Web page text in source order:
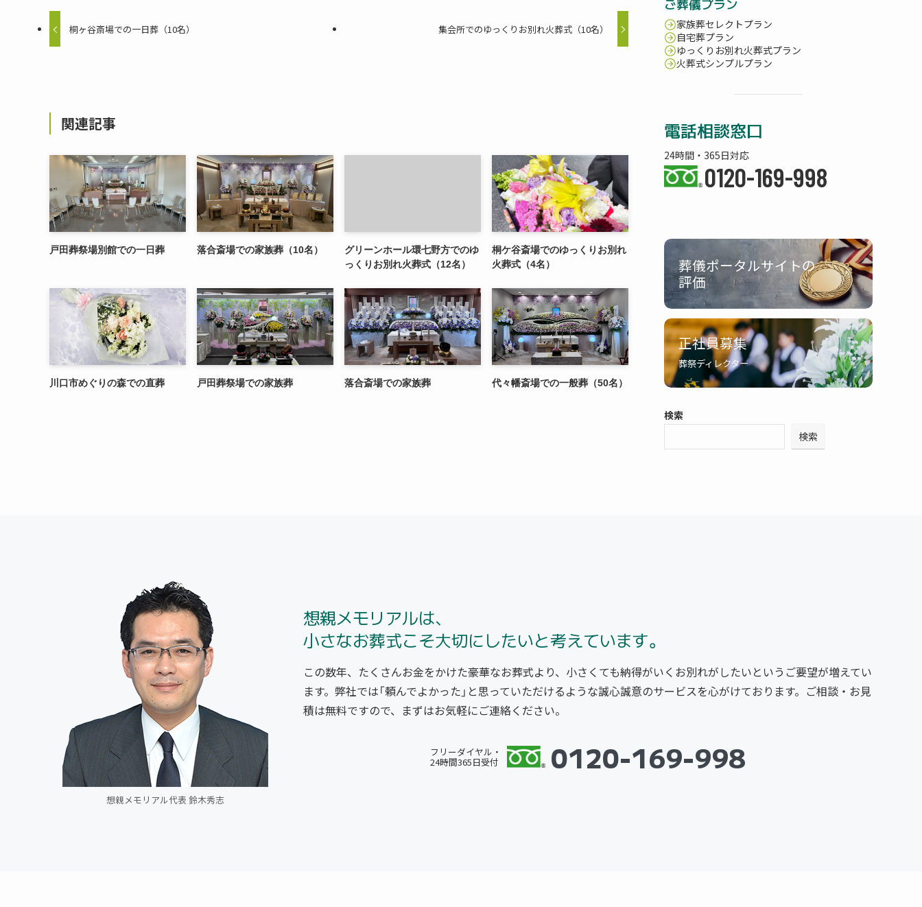
桐ヶ谷斎場での一日葬（10名） 集会所でのゆっくりお別れ火葬式（10名）
関連記事
戸田葬祭場別館での一日葬 落合斎場での家族葬（10名）
グリーンホール環七野方でのゆ
っくりお別れ火葬式（12名）
桐ケ谷斎場でのゆっくりお別れ
火葬式（4名）
川口市めぐりの森での直葬 戸田葬祭場での家族葬 落合斎場での家族葬 代々幡斎場での一般葬（50名）
ご葬儀プラン
家族葬セレクトプラン
自宅葬プラン
ゆっくりお別れ火葬式プラン
火葬式シンプルプラン
電話相談窓口
24時間・365日対応
0120-169-998
葬儀ポータルサイトの
評価
正社員募集
葬祭ディレクター
検索
検索
想親メモリアル代表 鈴木秀志
想親メモリアルは、
小さなお葬式こそ大切にしたいと考えています。
この数年、たくさんお金をかけた豪華なお葬式より、小さくても納得がいくお別れがしたいというご要望が増えてい
ます。弊社では「頼んでよかった」と思っていただけるような誠心誠意のサービスを心がけております。ご相談・お見
積は無料ですので、まずはお気軽にご連絡ください。
フリーダイヤル・
24時間365日受付 0120-169-998